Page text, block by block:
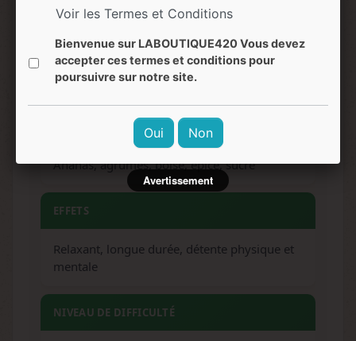
ARÔMES
Citron, boisé, épicé, skunk, fruité
Ananas, agrumes, boisé, épicé, sucré
EFFETS
Relaxant, longue durée, détente physique et
mentale
NIVEAU DE DIFFICULTÉ
Voir les Termes et Conditions
Bienvenue sur LABOUTIQUE420 Vous devez
accepter ces termes et conditions pour
poursuivre sur notre site.
Oui Non
Avertissement